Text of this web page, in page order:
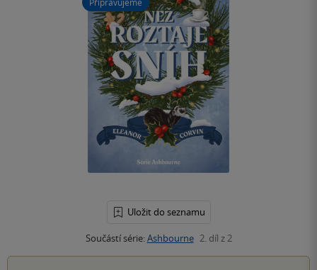
Připravujeme
Uložit do seznamu
Součástí série:Ashbourne 2. díl z 2